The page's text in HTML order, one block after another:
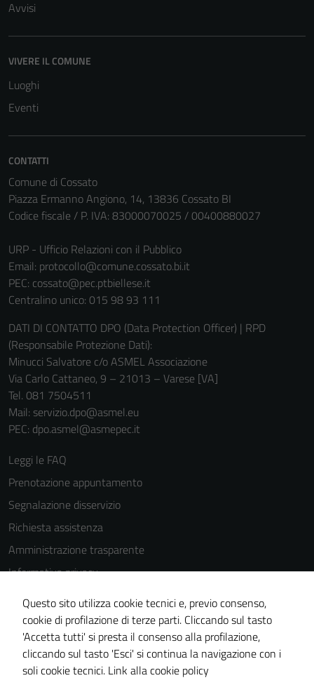
Avvisi
VIVERE IL COMUNE
Luoghi
Eventi
CONTATTI
Comune di Cossato
Piazza Ermanno Angiono, 14, 13836 Cossato BI
Codice fiscale / P. IVA: 83000070025 / 00400880027
URP - Ufficio Relazioni con il Pubblico
Email: protocollo@comune.cossato.bi.it
PEC: cossato@pec.ptbiellese.it
Centralino unico: 015 98 93 111
DATI DI CONTATTO DPO (Data Protection Officer) | RPD
(Responsabile Protezione Dati):
Minucci Salvatore c/o ASMEL Associazione
Via Carlo Cattaneo, 9 – 21013 – Varese [VA]
Tel. 081 7504511
Mail: servizio.dpo@asmel.eu
PEC: dpo.asmel@asmepec.it
Leggi le FAQ
Prenotazione appuntamento
Segnalazione disservizio
Richiesta assistenza
Amministrazione trasparente
Informativa privacy
Note legali
Dichiarazione di accessibilità
Piano di miglioramento del sito
Questo sito utilizza cookie tecnici e, previo consenso,
cookie di profilazione di terze parti. Cliccando sul tasto
'Accetta tutti' si presta il consenso alla profilazione,
cliccando sul tasto 'Esci' si continua la navigazione con i
soli cookie tecnici. Link alla cookie policy